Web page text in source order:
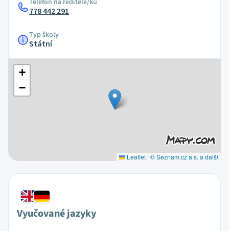
Telefon na ředitele/ku
778 442 291
Typ školy
Státní
+
−
Leaflet | © Seznam.cz a.s. a další
Vyučované jazyky